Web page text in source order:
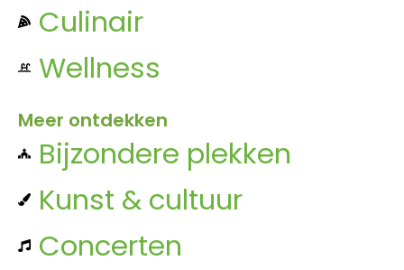
Culinair
Wellness
Meer ontdekken
Bijzondere plekken
Kunst & cultuur
Concerten